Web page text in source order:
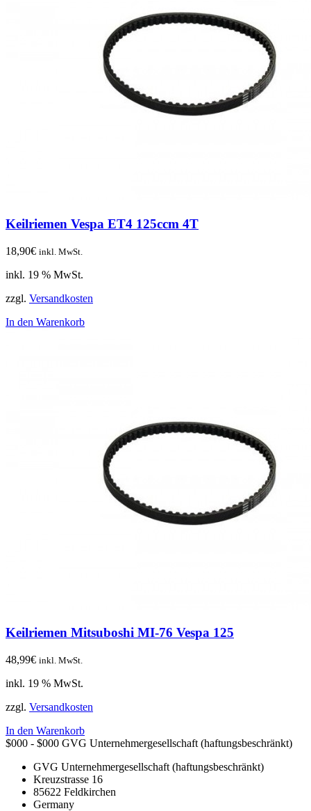
Keilriemen Vespa ET4 125ccm 4T
18,90€ inkl. MwSt.
inkl. 19 % MwSt.
zzgl. Versandkosten
In den Warenkorb
Keilriemen Mitsuboshi MI-76 Vespa 125
48,99€ inkl. MwSt.
inkl. 19 % MwSt.
zzgl. Versandkosten
In den Warenkorb
$000 - $000 GVG Unternehmergesellschaft (haftungsbeschränkt)
GVG Unternehmergesellschaft (haftungsbeschränkt)
Kreuzstrasse 16
85622 Feldkirchen
Germany